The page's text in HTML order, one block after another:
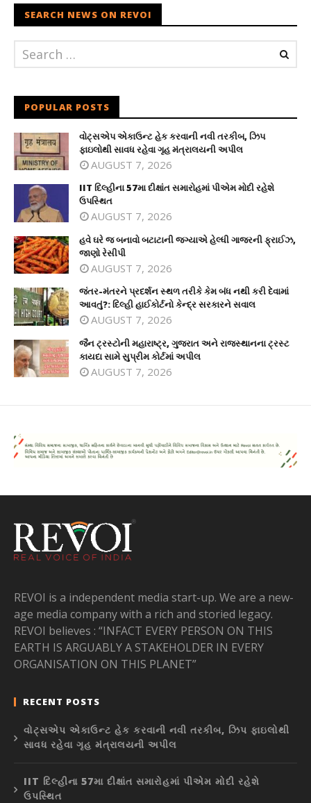
SEARCH NEWS ON REVOI
POPULAR POSTS
વોટ્સએપ એકાઉન્ટ હેક કરવાની નવી તરકીબ, ઝિપ
ફાઇલોથી સાવધ રહેવા ગૃહ મંત્રાલયની અપીલ
AUGUST 7, 2026
IIT દિલ્હીના 57મા દીક્ષાંત સમારોહમાં પીએમ મોદી રહેશે
ઉપસ્થિત
AUGUST 7, 2026
હવે ઘરે જ બનાવો બટાટાની જગ્યાએ હેલ્ધી ગાજરની ફ્રાઈઝ,
જાણો રેસીપી
AUGUST 7, 2026
જંતર-મંતરને પ્રદર્શન સ્થળ તરીકે કેમ બંધ નથી કરી દેવામાં
આવતું?: દિલ્હી હાઈકોર્ટનો કેન્દ્ર સરકારને સવાલ
AUGUST 7, 2026
જૈન ટ્રસ્ટોની મહારાષ્ટ્ર, ગુજરાત અને રાજસ્થાનના ટ્રસ્ટ
કાયદા સામે સુપ્રીમ કોર્ટમાં અપીલ
AUGUST 7, 2026
REVOI is a independent media start-up. We are a new-
age media company with a rich and storied legacy.
REVOI believes : “INFACT EVERY PERSON ON THIS
EARTH IS ARGUABLY A STAKEHOLDER IN EVERY
ORGANISATION ON THIS PLANET”
RECENT POSTS
વોટ્સએપ એકાઉન્ટ હેક કરવાની નવી તરકીબ, ઝિપ ફાઇલોથી
સાવધ રહેવા ગૃહ મંત્રાલયની અપીલ
IIT દિલ્હીના 57મા દીક્ષાંત સમારોહમાં પીએમ મોદી રહેશે
ઉપસ્થિત